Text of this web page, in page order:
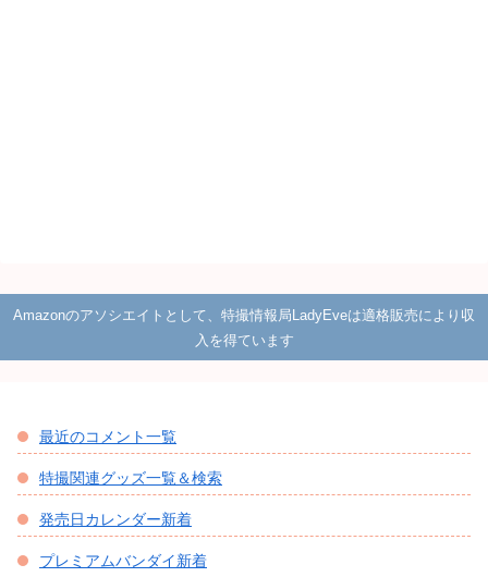
Amazonのアソシエイトとして、特撮情報局LadyEveは適格販売により収
入を得ています
最近のコメント一覧
特撮関連グッズ一覧＆検索
発売日カレンダー新着
プレミアムバンダイ新着